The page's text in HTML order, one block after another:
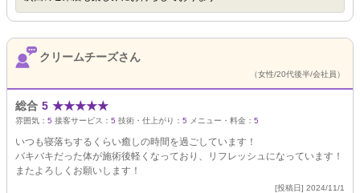
クリームチーズさん
（女性/20代後半/会社員）
総合 5 ★★★★★
雰囲気： 5 接客サービス： 5 技術・仕上がり： 5 メニュー・料金： 5
いつも寝落ちするくらい癒しの時間を過ごしています！
バキバキだった体が施術後軽くなっており、リフレッシュになっています！
またよろしくお願いします！
[投稿日] 2024/11/1